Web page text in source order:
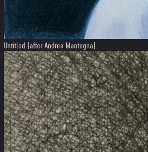
Untitled (after Andrea Mantegna)